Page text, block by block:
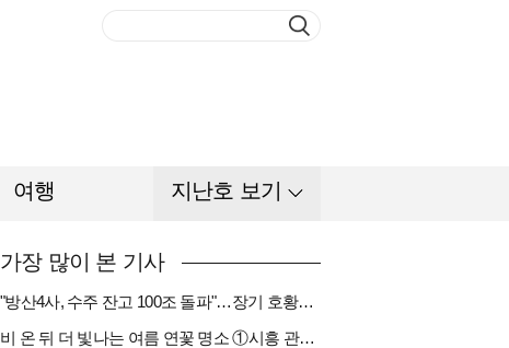
여행 지난호 보기
가장 많이 본 기사
"방산4사, 수주 잔고 100조 돌파"…장기 호황기 들어섰다[다시 나는 K방산①]
비 온 뒤 더 빛나는 여름 연꽃 명소 ①시흥 관곡지